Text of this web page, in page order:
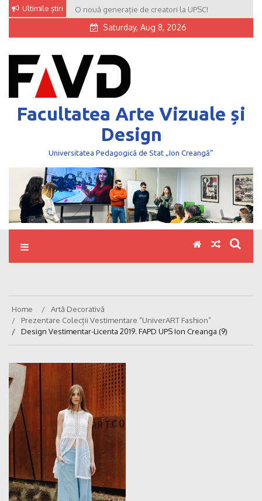
Skip
content
Ultimile știri O nouă generație de creatori la UPSC!
Saturday, Aug 8, 2026
Facultatea Arte Vizuale și
Design
Universitatea Pedagogică de Stat „Ion Creangă”
Home
Artă Decorativă
Prezentare Colecții Vestimentare ”UniverART Fashion”
Design Vestimentar-Licenta 2019. FAPD UPS Ion Creanga (9)